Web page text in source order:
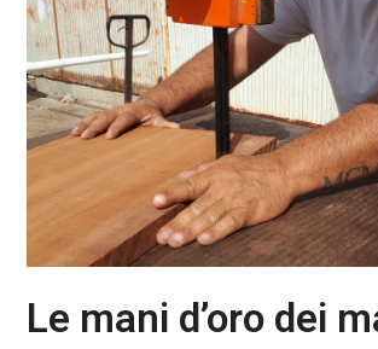
Le mani d’oro dei